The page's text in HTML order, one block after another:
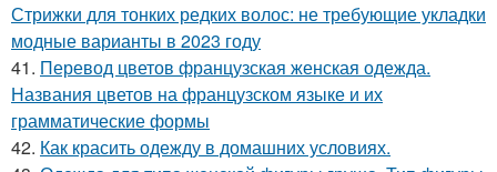
Стрижки для тонких редких волос: не требующие укладки
модные варианты в 2023 году
41. Перевод цветов французская женская одежда.
Названия цветов на французском языке и их
грамматические формы
42. Как красить одежду в домашних условиях.